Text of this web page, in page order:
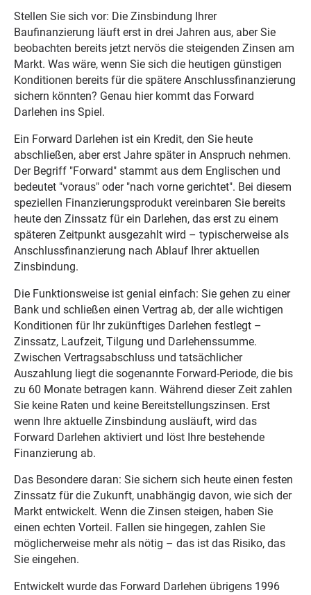
Stellen Sie sich vor: Die Zinsbindung Ihrer
Baufinanzierung läuft erst in drei Jahren aus, aber Sie
beobachten bereits jetzt nervös die steigenden Zinsen am
Markt. Was wäre, wenn Sie sich die heutigen günstigen
Konditionen bereits für die spätere Anschlussfinanzierung
sichern könnten? Genau hier kommt das Forward
Darlehen ins Spiel.
Ein Forward Darlehen ist ein Kredit, den Sie heute
abschließen, aber erst Jahre später in Anspruch nehmen.
Der Begriff "Forward" stammt aus dem Englischen und
bedeutet "voraus" oder "nach vorne gerichtet". Bei diesem
speziellen Finanzierungsprodukt vereinbaren Sie bereits
heute den Zinssatz für ein Darlehen, das erst zu einem
späteren Zeitpunkt ausgezahlt wird – typischerweise als
Anschlussfinanzierung nach Ablauf Ihrer aktuellen
Zinsbindung.
Die Funktionsweise ist genial einfach: Sie gehen zu einer
Bank und schließen einen Vertrag ab, der alle wichtigen
Konditionen für Ihr zukünftiges Darlehen festlegt –
Zinssatz, Laufzeit, Tilgung und Darlehenssumme.
Zwischen Vertragsabschluss und tatsächlicher
Auszahlung liegt die sogenannte Forward-Periode, die bis
zu 60 Monate betragen kann. Während dieser Zeit zahlen
Sie keine Raten und keine Bereitstellungszinsen. Erst
wenn Ihre aktuelle Zinsbindung ausläuft, wird das
Forward Darlehen aktiviert und löst Ihre bestehende
Finanzierung ab.
Das Besondere daran: Sie sichern sich heute einen festen
Zinssatz für die Zukunft, unabhängig davon, wie sich der
Markt entwickelt. Wenn die Zinsen steigen, haben Sie
einen echten Vorteil. Fallen sie hingegen, zahlen Sie
möglicherweise mehr als nötig – das ist das Risiko, das
Sie eingehen.
Entwickelt wurde das Forward Darlehen übrigens 1996